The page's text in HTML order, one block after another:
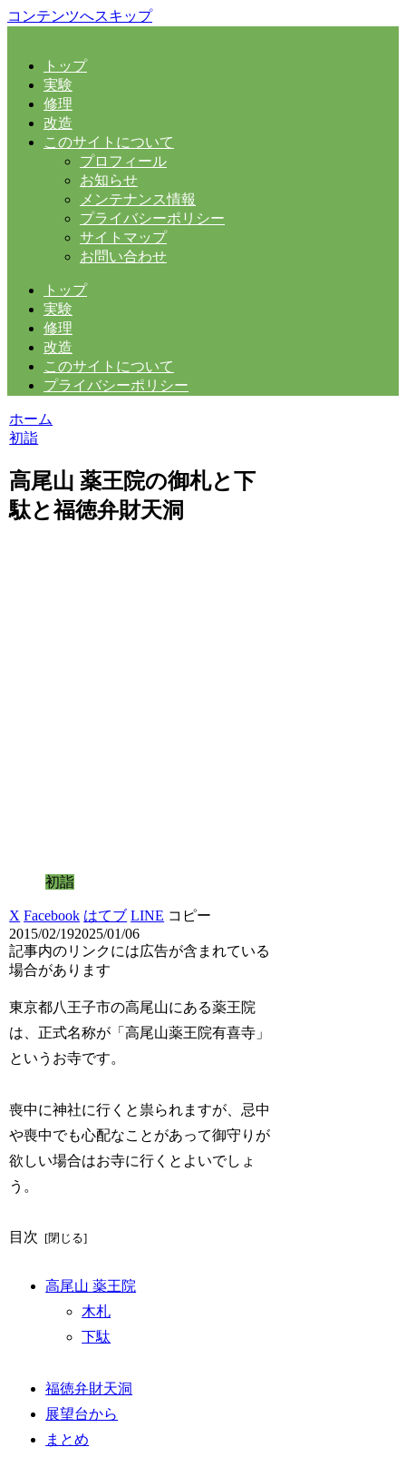
コンテンツへスキップ
トップ
実験
修理
改造
このサイトについて
プロフィール
お知らせ
メンテナンス情報
プライバシーポリシー
サイトマップ
お問い合わせ
トップ
実験
修理
改造
このサイトについて
プライバシーポリシー
ホーム
初詣
高尾山 薬王院の御札と下
駄と福徳弁財天洞
初詣
X Facebook はてブ LINE コピー
2015/02/192025/01/06
記事内のリンクには広告が含まれている
場合があります
東京都八王子市の高尾山にある薬王院
は、正式名称が「高尾山薬王院有喜寺」
というお寺です。
喪中に神社に行くと祟られますが、忌中
や喪中でも心配なことがあって御守りが
欲しい場合はお寺に行くとよいでしょ
う。
目次
高尾山 薬王院
木札
下駄
福徳弁財天洞
展望台から
まとめ